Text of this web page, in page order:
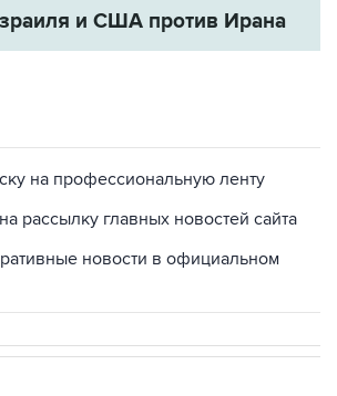
и США против Ирана
на профессиональную ленту
рассылку главных новостей сайта
новости в официальном